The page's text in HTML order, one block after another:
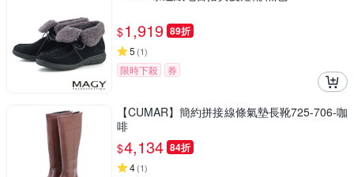
$1,919 89折
5 (1)
限時下殺 券
【CUMAR】簡約拼接線條氣墊長靴725-706-咖
啡
$4,134 84折
4(1)